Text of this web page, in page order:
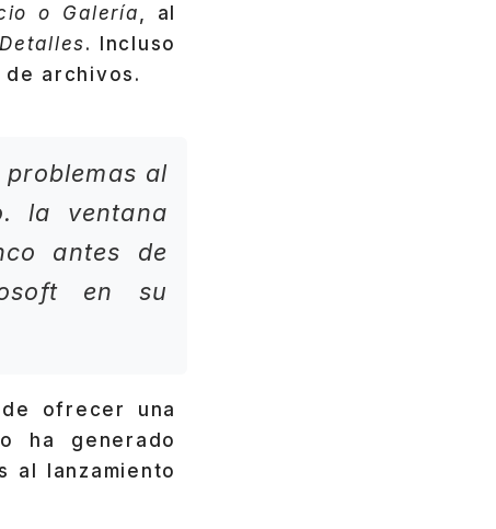
o Galería , al
. Incluso
archivos.
al
la ventana
antes de
en su
ofrecer una
ha generado
al lanzamiento